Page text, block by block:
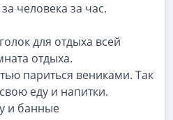
человека за час.
для отдыха всей
отдыха.
париться вениками. Так
еду и напитки.
и банные